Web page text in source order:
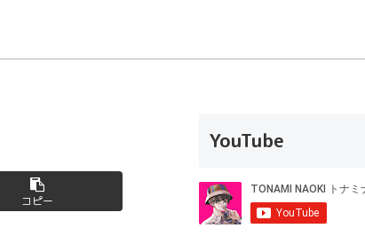
コピー
YouTube